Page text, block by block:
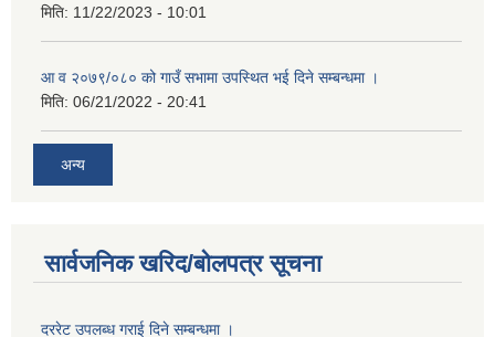
मिति: 11/22/2023 - 10:01
आ व २०७९/०८० को गाउँ सभामा उपस्थित भई दिने सम्बन्धमा ।
मिति: 06/21/2022 - 20:41
अन्य
सार्वजनिक खरिद/बोलपत्र सूचना
दररेट उपलब्ध गराई दिने सम्बन्धमा ।